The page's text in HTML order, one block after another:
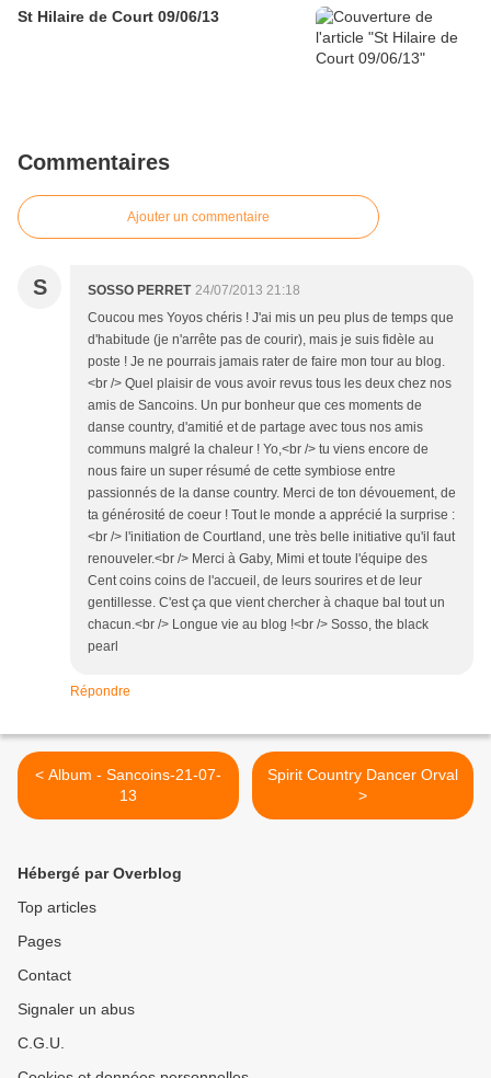
St Hilaire de Court 09/06/13
Commentaires
Ajouter un commentaire
S SOSSO PERRET 24/07/2013 21:18
Coucou mes Yoyos chéris ! J'ai mis un peu plus de temps que
d'habitude (je n'arrête pas de courir), mais je suis fidèle au
poste ! Je ne pourrais jamais rater de faire mon tour au blog.
<br /> Quel plaisir de vous avoir revus tous les deux chez nos
amis de Sancoins. Un pur bonheur que ces moments de
danse country, d'amitié et de partage avec tous nos amis
communs malgré la chaleur ! Yo,<br /> tu viens encore de
nous faire un super résumé de cette symbiose entre
passionnés de la danse country. Merci de ton dévouement, de
ta générosité de coeur ! Tout le monde a apprécié la surprise :
<br /> l'initiation de Courtland, une très belle initiative qu'il faut
renouveler.<br /> Merci à Gaby, Mimi et toute l'équipe des
Cent coins coins de l'accueil, de leurs sourires et de leur
gentillesse. C'est ça que vient chercher à chaque bal tout un
chacun.<br /> Longue vie au blog !<br /> Sosso, the black
pearl
Répondre
< Album - Sancoins-21-07-
13
Spirit Country Dancer Orval
>
Hébergé par Overblog
Top articles
Pages
Contact
Signaler un abus
C.G.U.